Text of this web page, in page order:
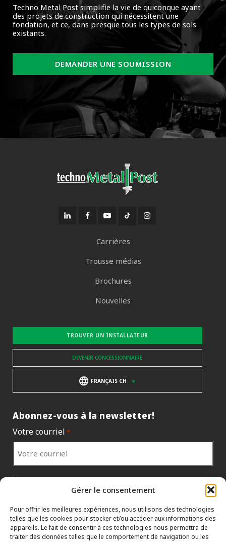
Gérer le consentement
Pour offrir les meilleures expériences, nous utilisons des technologies
telles que les cookies pour stocker et/ou accéder aux informations des
appareils. Le fait de consentir à ces technologies nous permettra de
traiter des données telles que le comportement de navigation ou les
Techno Metal Post simplifie la vie de quiconque ayant
des projets de construction qui nécessitent une
fondation, et ce, dans presque tous les types de sols
existants.
DEMANDER UNE SOUMISSION
Carrières
Trousse médias
Brochures
Nouvelles
TROUVER UN INSTALLATEUR
DEVENIR CONCESSIONNAIRE
FRANÇAIS CH
Abonnez-vous à la newsletter!
Votre courriel *
Votre pays*